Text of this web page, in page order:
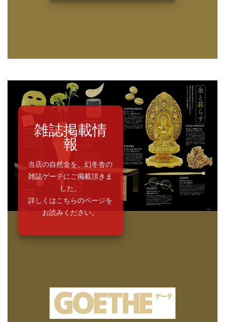
雑誌掲載情
報
当店の自然金を、幻冬舎の
雑誌ゲーテにご掲載頂きま
した。
詳しくはこちらのページを
お読みください。